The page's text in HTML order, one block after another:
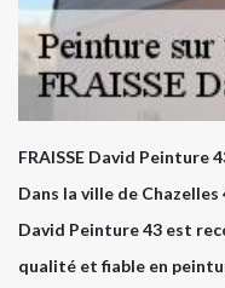
FRAISSE David Peinture
Dans la ville de
David Peinture 43 est
qualité et fiable en